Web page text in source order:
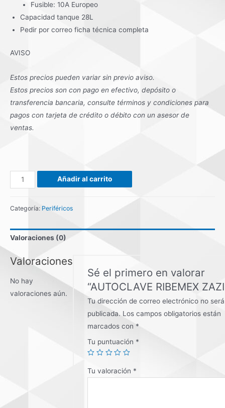
Fusible: 10A Europeo
Capacidad tanque 28L
Pedir por correo ficha técnica completa
AVISO
Estos precios pueden variar sin previo aviso.
Estos precios son con pago en efectivo, depósito o
transferencia bancaria, consulte términos y condiciones para
pagos con tarjeta de crédito o débito con un asesor de
ventas.
AUTOCLAVE
RIBEMEX
Añadir al carrito
Categoría: Periféricos
Valoraciones (0)
Valoraciones
No hay
valoraciones aún.
Sé el primero en valorar
“AUTOCLAVE RIBEMEX
Tu dirección de correo electrónico no será
publicada. Los campos obligatorios están
marcados con *
Tu puntuación *
Tu valoración *